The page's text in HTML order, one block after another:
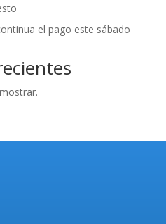
el pago este sábado